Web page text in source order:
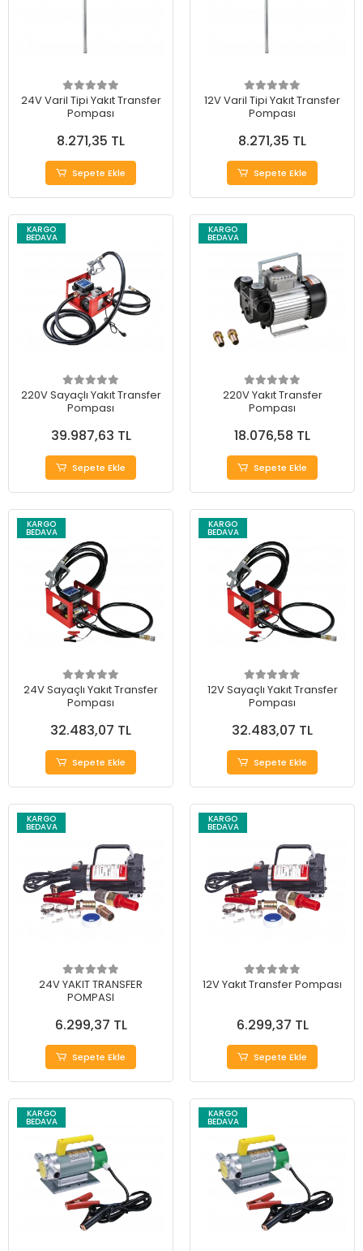
24V Varil Tipi Yakıt Transfer
Pompası
8.271,35 TL
Sepete Ekle
12V Varil Tipi Yakıt Transfer
Pompası
8.271,35 TL
Sepete Ekle
KARGO
BEDAVA
220V Sayaçlı Yakıt Transfer
Pompası
39.987,63 TL
Sepete Ekle
KARGO
BEDAVA
220V Yakıt Transfer
Pompası
18.076,58 TL
Sepete Ekle
KARGO
BEDAVA
24V Sayaçlı Yakıt Transfer
Pompası
32.483,07 TL
Sepete Ekle
KARGO
BEDAVA
12V Sayaçlı Yakıt Transfer
Pompası
32.483,07 TL
Sepete Ekle
KARGO
BEDAVA
24V YAKIT TRANSFER
POMPASI
6.299,37 TL
Sepete Ekle
KARGO
BEDAVA
12V Yakıt Transfer Pompası
6.299,37 TL
Sepete Ekle
KARGO
BEDAVA
KARGO
BEDAVA